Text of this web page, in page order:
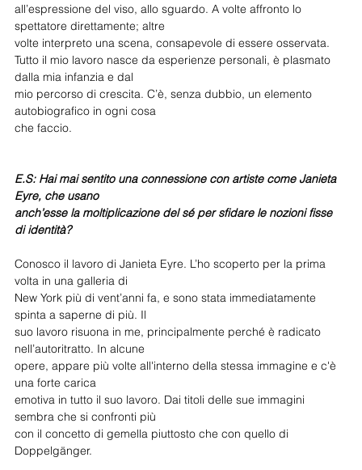
all’espressione del viso, allo sguardo. A volte affronto lo
spettatore direttamente; altre
volte interpreto una scena, consapevole di essere osservata.
Tutto il mio lavoro nasce da esperienze personali, è plasmato
dalla mia infanzia e dal
mio percorso di crescita. C’è, senza dubbio, un elemento
autobiografico in ogni cosa
che faccio.
E.S: Hai mai sentito una connessione con artiste come Janieta
Eyre, che usano
anch’esse la moltiplicazione del sé per sfidare le nozioni fisse
di identità?
Conosco il lavoro di Janieta Eyre. L’ho scoperto per la prima
volta in una galleria di
New York più di vent’anni fa, e sono stata immediatamente
spinta a saperne di più. Il
suo lavoro risuona in me, principalmente perché è radicato
nell’autoritratto. In alcune
opere, appare più volte all'interno della stessa immagine e c'è
una forte carica
emotiva in tutto il suo lavoro. Dai titoli delle sue immagini
sembra che si confronti più
con il concetto di gemella piuttosto che con quello di
Doppelgänger.